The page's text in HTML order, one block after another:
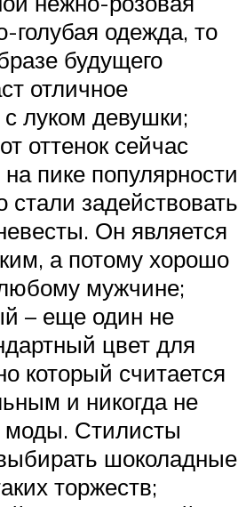
голубая одежда, то
будущего
отличное
с луком девушки;
оттенок сейчас
пике популярности
стали задействовать
Он является
а потому хорошо
мужчине;
– еще один не
цвет для
который считается
и никогда не
моды. Стилисты
шоколадные
торжеств;